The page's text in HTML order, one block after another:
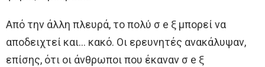
Από την άλλη πλευρά, το πολύ σ e ξ μπορεί να
αποδειχτεί και… κακό. Οι ερευνητές ανακάλυψαν,
επίσης, ότι οι άνθρωποι που έκαναν σ e ξ